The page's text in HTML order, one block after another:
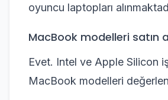
oyuncu laptopları
MacBook modelleri satın
Evet. Intel ve Apple Silicon
MacBook modelleri